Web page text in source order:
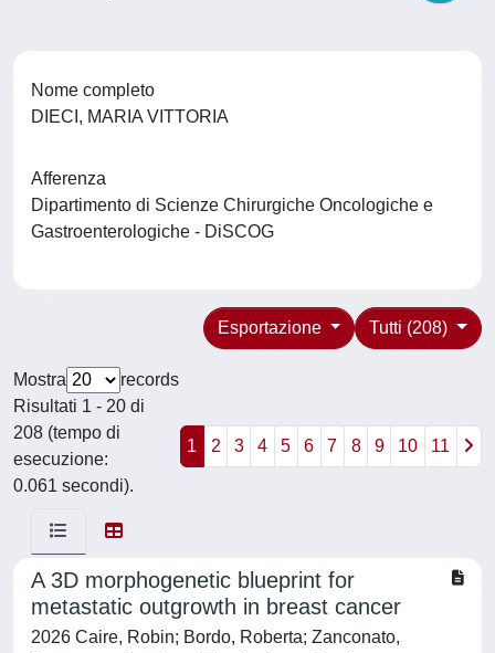
Nome completo
DIECI, MARIA VITTORIA
Afferenza
Dipartimento di Scienze Chirurgiche Oncologiche e
Gastroenterologiche - DiSCOG
Tutti (208)
Esportazione
Mostra
records
Risultati 1 - 20 di
208 (tempo di
esecuzione:
0.061 secondi).
1 2 3 4 5 6 7 8 9 10 11
A 3D morphogenetic blueprint for
metastatic outgrowth in breast cancer
2026 Caire, Robin; Bordo, Roberta; Zanconato,